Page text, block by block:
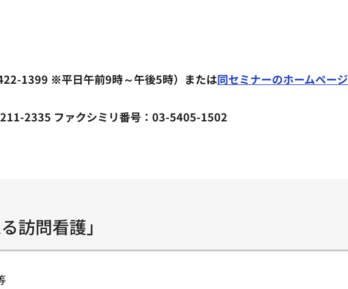
1399 ※平日午前9時～午後5時）または同セミナーのホームページ
2335 ファクシミリ番号：03-5405-1502
訪問看護」